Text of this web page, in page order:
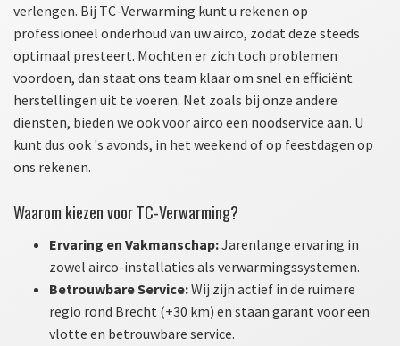
verlengen. Bij TC-Verwarming kunt u rekenen op
professioneel onderhoud van uw airco, zodat deze steeds
optimaal presteert. Mochten er zich toch problemen
voordoen, dan staat ons team klaar om snel en efficiënt
herstellingen uit te voeren. Net zoals bij onze andere
diensten, bieden we ook voor airco een noodservice aan. U
kunt dus ook 's avonds, in het weekend of op feestdagen op
ons rekenen.
Waarom kiezen voor TC-Verwarming?
Ervaring en Vakmanschap:Jarenlange ervaring in
zowel airco-installaties als verwarmingssystemen.
Betrouwbare Service:Wij zijn actief in de ruimere
regio rond Brecht (+30 km) en staan garant voor een
vlotte en betrouwbare service.